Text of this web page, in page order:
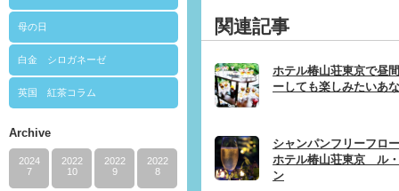
母の日
白金 シロガネーゼ
英国 紅茶コラム
Archive
2024
7
2022
10
2022
9
2022
8
関連記事
ホテル椿山荘東京で昼
ーしても楽しみたいあ
シャンパンフリーフ
ホテル椿山荘東京 ル
ン